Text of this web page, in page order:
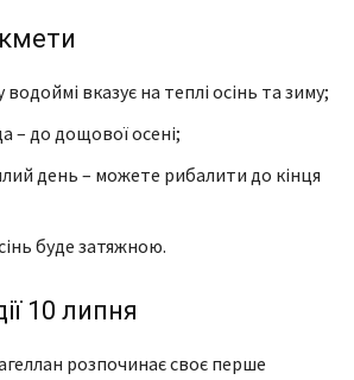
вказує на теплі осінь та зиму;
– до дощової осені;
день – можете рибалити до кінця
буде затяжною.
10 липня
розпочинає своє перше